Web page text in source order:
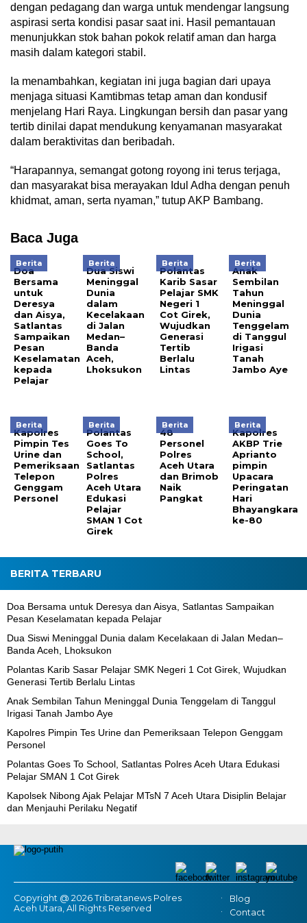
dengan pedagang dan warga untuk mendengar langsung
aspirasi serta kondisi pasar saat ini. Hasil pemantauan
menunjukkan stok bahan pokok relatif aman dan harga
masih dalam kategori stabil.
Ia menambahkan, kegiatan ini juga bagian dari upaya
menjaga situasi Kamtibmas tetap aman dan kondusif
menjelang Hari Raya. Lingkungan bersih dan pasar yang
tertib dinilai dapat mendukung kenyamanan masyarakat
dalam beraktivitas dan beribadah.
“Harapannya, semangat gotong royong ini terus terjaga,
dan masyarakat bisa merayakan Idul Adha dengan penuh
khidmat, aman, serta nyaman,” tutup AKP Bambang.
Baca Juga
Berita
Doa
Bersama
untuk
Deresya
dan Aisya,
Satlantas
Sampaikan
Pesan
Keselamatan
kepada
Pelajar
Berita
Dua Siswi
Meninggal
Dunia
dalam
Kecelakaan
di Jalan
Medan–
Banda
Aceh,
Lhoksukon
Berita
Polantas
Karib Sasar
Pelajar SMK
Negeri 1
Cot Girek,
Wujudkan
Generasi
Tertib
Berlalu
Lintas
Berita
Anak
Sembilan
Tahun
Meninggal
Dunia
Tenggelam
di Tanggul
Irigasi
Tanah
Jambo Aye
Berita
Kapolres
Pimpin Tes
Urine dan
Pemeriksaan
Telepon
Genggam
Personel
Berita
Polantas
Goes To
School,
Satlantas
Polres
Aceh Utara
Edukasi
Pelajar
SMAN 1 Cot
Girek
Berita
48
Personel
Polres
Aceh Utara
dan Brimob
Naik
Pangkat
Berita
Kapolres
AKBP Trie
Aprianto
pimpin
Upacara
Peringatan
Hari
Bhayangkara
ke-80
BERITA TERBARU
Doa Bersama untuk Deresya dan Aisya, Satlantas Sampaikan
Pesan Keselamatan kepada Pelajar
Dua Siswi Meninggal Dunia dalam Kecelakaan di Jalan Medan–
Banda Aceh, Lhoksukon
Polantas Karib Sasar Pelajar SMK Negeri 1 Cot Girek, Wujudkan
Generasi Tertib Berlalu Lintas
Anak Sembilan Tahun Meninggal Dunia Tenggelam di Tanggul
Irigasi Tanah Jambo Aye
Kapolres Pimpin Tes Urine dan Pemeriksaan Telepon Genggam
Personel
Polantas Goes To School, Satlantas Polres Aceh Utara Edukasi
Pelajar SMAN 1 Cot Girek
Kapolsek Nibong Ajak Pelajar MTsN 7 Aceh Utara Disiplin Belajar
dan Menjauhi Perilaku Negatif
Copyright @ 2026 Tribratanews Polres
Aceh Utara, All Rights Reserved
Blog
Contact